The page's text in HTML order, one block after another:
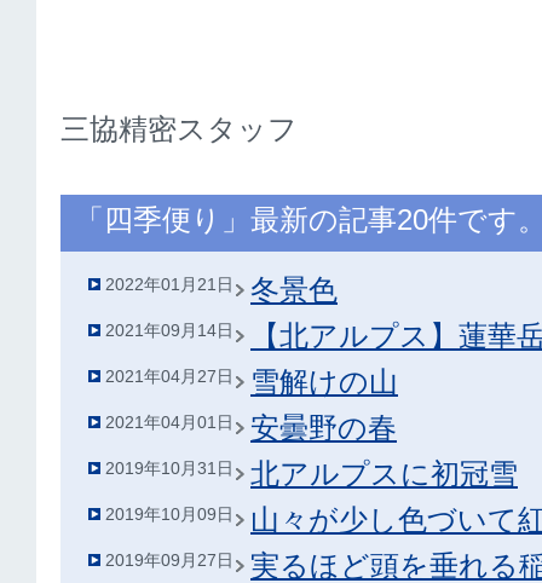
三協精密スタッフ
「四季便り」最新の記事20件です
2022年01月21日 冬景色
2021年09月14日 【北アルプス】蓮
2021年04月27日 雪解けの山
2021年04月01日 安曇野の春
2019年10月31日 北アルプスに初冠雪
2019年10月09日 山々が少し色づいて
2019年09月27日 実るほど頭を垂れる